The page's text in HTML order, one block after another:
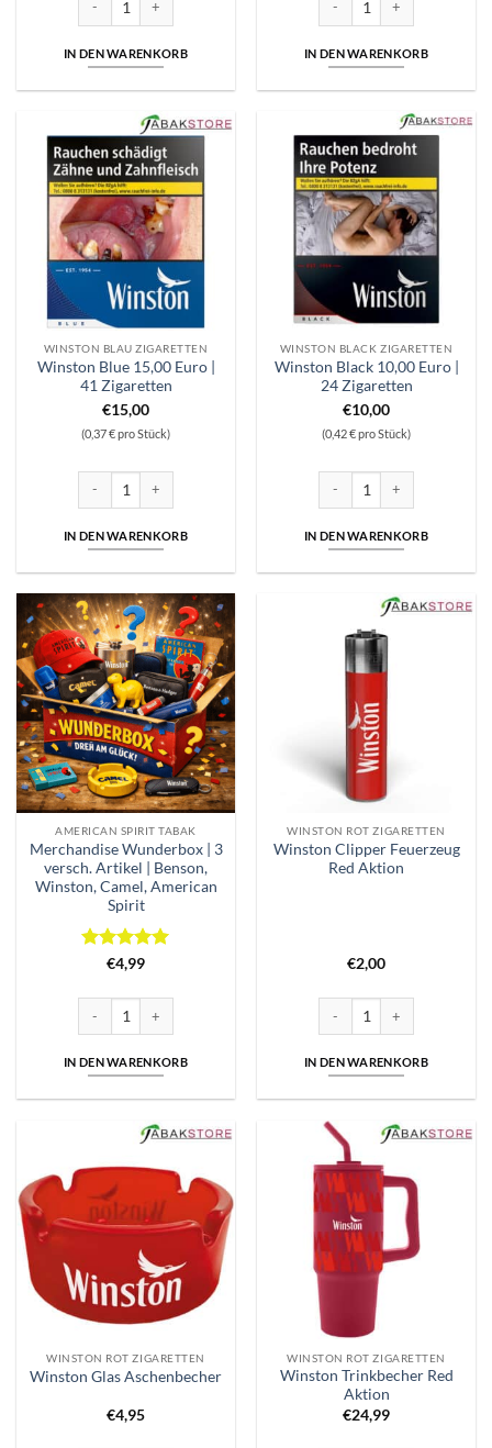
IN DEN WARENKORB IN DEN WARENKORB
WINSTON BLAU ZIGARETTEN
Winston Blue 15,00 Euro |
41 Zigaretten
€15,00
(0,37 € pro Stück)
IN DEN WARENKORB
WINSTON BLACK ZIGARETTEN
Winston Black 10,00 Euro |
24 Zigaretten
€10,00
(0,42 € pro Stück)
IN DEN WARENKORB
AMERICAN SPIRIT TABAK
Merchandise Wunderbox | 3
versch. Artikel | Benson,
Winston, Camel, American
Spirit
Bewertet
5
€4,99
IN DEN WARENKORB
WINSTON ROT ZIGARETTEN
Winston Clipper Feuerzeug
Red Aktion
€2,00
IN DEN WARENKORB
WINSTON ROT ZIGARETTEN
Winston Glas Aschenbecher
€4,95
WINSTON ROT ZIGARETTEN
Winston Trinkbecher Red
Aktion
€24,99